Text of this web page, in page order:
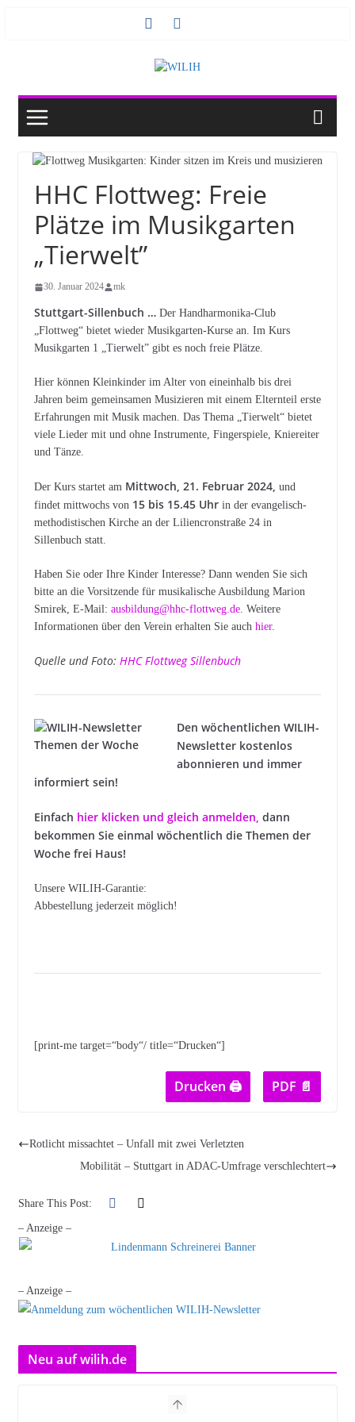
HHC Flottweg: Freie
Plätze im Musikgarten
„Tierwelt”
30. Januar 2024 mk
Stuttgart-Sillenbuch …Der Handharmonika-Club
„Flottweg“ bietet wieder Musikgarten-Kurse an. Im Kurs
Musikgarten 1 „Tierwelt” gibt es noch freie Plätze.
Hier können Kleinkinder im Alter von eineinhalb bis drei
Jahren beim gemeinsamen Musizieren mit einem Elternteil erste
Erfahrungen mit Musik machen. Das Thema „Tierwelt“ bietet
viele Lieder mit und ohne Instrumente, Fingerspiele, Kniereiter
und Tänze.
Der Kurs startet am Mittwoch, 21. Februar 2024, und
findet mittwochs von 15 bis 15.45 Uhrin der evangelisch-
methodistischen Kirche an der Liliencronstraße 24 in
Sillenbuch statt.
Haben Sie oder Ihre Kinder Interesse? Dann wenden Sie sich
bitte an die Vorsitzende für musikalische Ausbildung Marion
Smirek, E-Mail: ausbildung@hhc-flottweg.de. Weitere
Informationen über den Verein erhalten Sie auch hier.
Quelle und Foto: HHC Flottweg Sillenbuch
Den wöchentlichen WILIH-
Newsletter kostenlos
abonnieren und immer
informiert sein!
Einfach hier klicken und gleich anmelden, dann
bekommen Sie einmal wöchentlich die Themen der
Woche frei Haus!
Unsere WILIH-Garantie:
Abbestellung jederzeit möglich!
[print-me target=“body“/ title=“Drucken“]
Drucken 🖨 PDF 📄
Rotlicht missachtet – Unfall mit zwei Verletzten
Mobilität – Stuttgart in ADAC-Umfrage verschlechtert
Share This Post:
– Anzeige –
– Anzeige –
Neu auf wilih.de